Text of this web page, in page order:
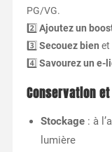
PG/VG.
2️⃣ Ajoutez un
3️⃣ Secouez bien et
4️⃣ Savourez un e-
Conservation
Stockage: à
lumière